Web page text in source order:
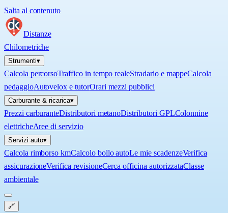
Salta al contenuto
Distanze
Chilometriche
Strumenti▾
Calcola percorsoTraffico in tempo realeStradario e mappeCalcola
pedaggioAutovelox e tutorOrari mezzi pubblici
Carburante & ricarica▾
Prezzi carburanteDistributori metanoDistributori GPLColonnine
elettricheAree di servizio
Servizi auto▾
Calcola rimborso kmCalcolo bollo autoLe mie scadenzeVerifica
assicurazioneVerifica revisioneCerca officina autorizzataClasse
ambientale
🔗